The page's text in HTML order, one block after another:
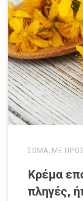
ΣΩΜΑ, ΜΕ
Κρέμα
πληγές,